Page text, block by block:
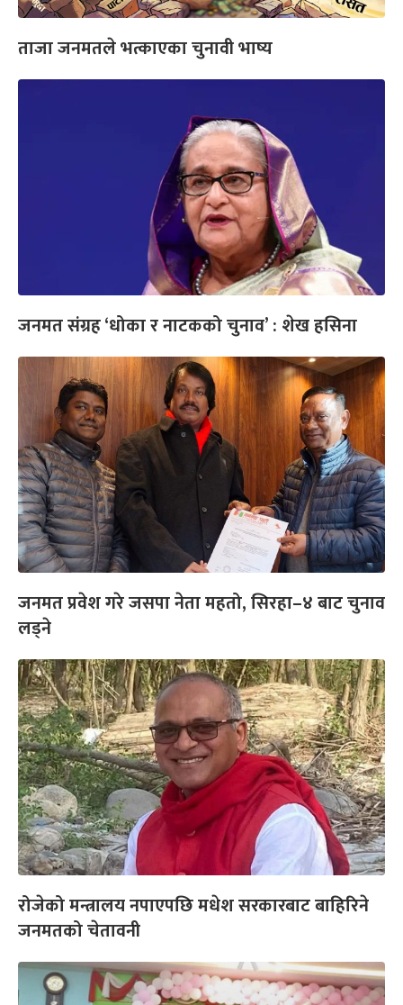
ताजा जनमतले भत्काएका चुनावी भाष्य
जनमत संग्रह ‘धोका र नाटकको चुनाव’ : शेख हसिना
जनमत प्रवेश गरे जसपा नेता महतो, सिरहा–४ बाट चुनाव
लड्ने
रोजेको मन्त्रालय नपाएपछि मधेश सरकारबाट बाहिरिने
जनमतको चेतावनी